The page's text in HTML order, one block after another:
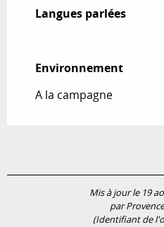
Langues parlées
Langues parlées
Environnement
Environnement
A la campagne
Mis à jour le 19
par
(Identifiant de